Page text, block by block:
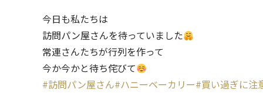
今日も私たちは
訪問パン屋さんを待っていました
常連さんたちが行列を作って
今か今かと待ち侘びて
#訪問パン屋さん#ハニーベーカリー#買い過ぎに注